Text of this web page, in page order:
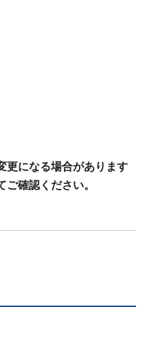
更になる場合があります
確認ください。